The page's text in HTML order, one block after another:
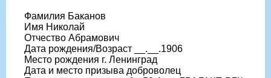
Фамилия Баканов
Имя Николай
Отчество Абрамович
Дата рождения/Возраст __.__.1906
Место рождения г. Ленинград
Дата и место призыва доброволец